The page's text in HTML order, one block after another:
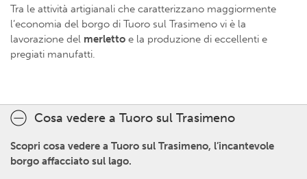
Tra le attività artigianali che caratterizzano maggiormente
l’economia del borgo di Tuoro sul Trasimeno vi è la
lavorazione del merletto e la produzione di eccellenti e
pregiati manufatti.
Cosa vedere a Tuoro sul Trasimeno
Scopri cosa vedere a Tuoro sul Trasimeno, l’incantevole
borgo affacciato sul lago.